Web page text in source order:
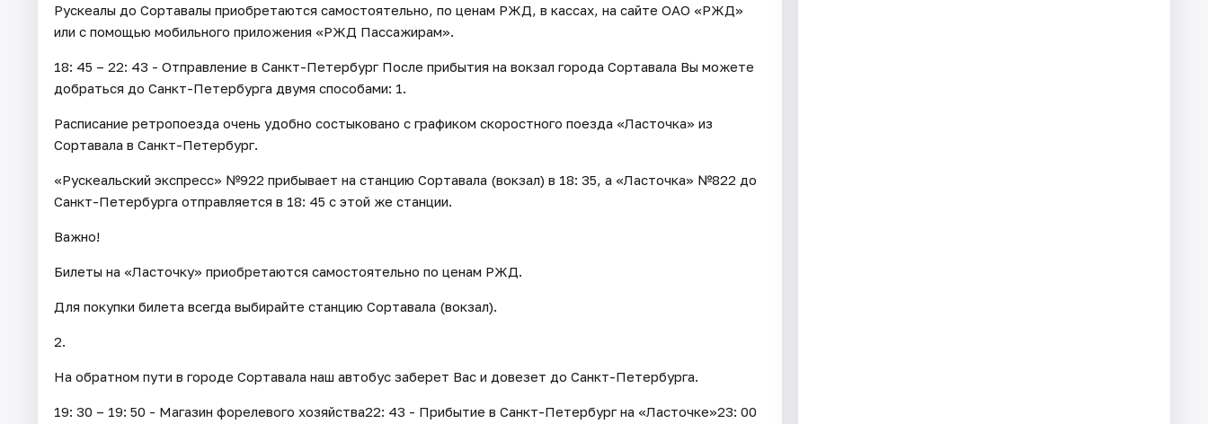
Рускеалы до Сортавалы приобретаются самостоятельно, по ценам РЖД, в кассах, на сайте ОАО «РЖД»
или с помощью мобильного приложения «РЖД Пассажирам».
18: 45 – 22: 43 - Отправление в Санкт-Петербург После прибытия на вокзал города Сортавала Вы можете
добраться до Санкт-Петербурга двумя способами: 1.
Расписание ретропоезда очень удобно состыковано с графиком скоростного поезда «Ласточка» из
Сортавала в Санкт-Петербург.
«Рускеальский экспресс» №922 прибывает на станцию Сортавала (вокзал) в 18: 35, а «Ласточка» №822 до
Санкт-Петербурга отправляется в 18: 45 с этой же станции.
Важно!
Билеты на «Ласточку» приобретаются самостоятельно по ценам РЖД.
Для покупки билета всегда выбирайте станцию Сортавала (вокзал).
2.
На обратном пути в городе Сортавала наш автобус заберет Вас и довезет до Санкт-Петербурга.
19: 30 – 19: 50 - Магазин форелевого хозяйства22: 43 - Прибытие в Санкт-Петербург на «Ласточке»23: 00